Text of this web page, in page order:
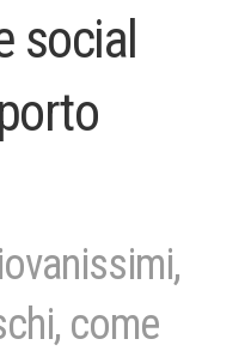
social
come